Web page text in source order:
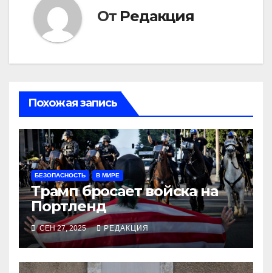
От Редакция
Похожая запись
БЕЗОПАСНОСТЬ В МИРЕ
Трамп бросает войска на
Портленд
СЕН 27, 2025 РЕДАКЦИЯ